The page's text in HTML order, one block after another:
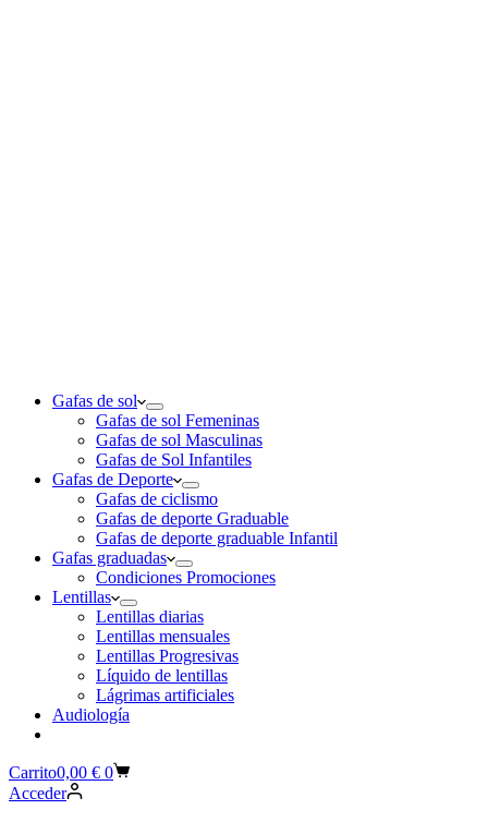
Gafas de sol
Gafas de sol Femeninas
Gafas de sol Masculinas
Gafas de Sol Infantiles
Gafas de Deporte
Gafas de ciclismo
Gafas de deporte Graduable
Gafas de deporte graduable Infantil
Gafas graduadas
Condiciones Promociones
Lentillas
Lentillas diarias
Lentillas mensuales
Lentillas Progresivas
Líquido de lentillas
Lágrimas artificiales
Audiología
Carrito0,00 € 0
Acceder